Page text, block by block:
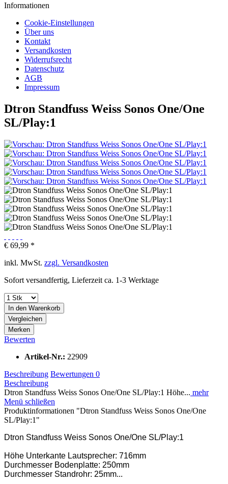
Informationen
Cookie-Einstellungen
Über uns
Kontakt
Versandkosten
Widerrufsrecht
Datenschutz
AGB
Impressum
Dtron Standfuss Weiss Sonos One/One
SL/Play:1
€ 69,99 *
inkl. MwSt. zzgl. Versandkosten
Sofort versandfertig, Lieferzeit ca. 1-3 Werktage
In den Warenkorb
Vergleichen
Merken
Bewerten
Artikel-Nr.: 22909
Beschreibung Bewertungen 0
Beschreibung
Dtron Standfuss Weiss Sonos One/One SL/Play:1 Höhe... mehr
Menü schließen
Produktinformationen "Dtron Standfuss Weiss Sonos One/One
SL/Play:1"
Dtron Standfuss Weiss Sonos One/One SL/Play:1
Höhe Unterkante Lautsprecher: 716mm
Durchmesser Bodenplatte: 250mm
Durchmesser Standrohr: 25mm...